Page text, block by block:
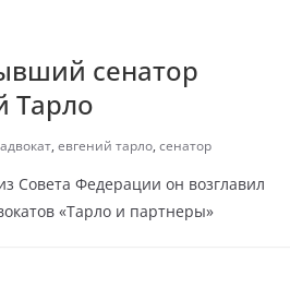
сенатор
Тарло
адвокат, евгений тарло, сенатор
Совета Федерации он возглавил
«Тарло и партнеры»